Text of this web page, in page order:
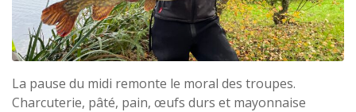
La pause du midi remonte le moral des troupes.
Charcuterie, pâté, pain, œufs durs et mayonnaise